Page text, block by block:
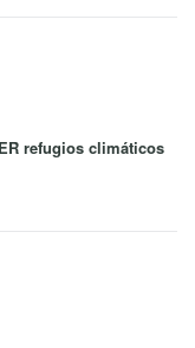
refugios climáticos